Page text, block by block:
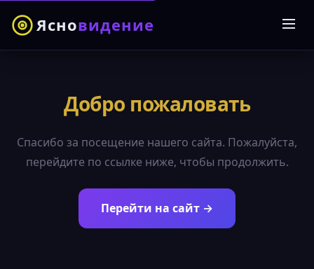
Ясновидение
Добро пожаловать
Спасибо за посещение нашего сайта. Пожалуйста,
перейдите по ссылке ниже, чтобы продолжить.
Перейти на сайт →